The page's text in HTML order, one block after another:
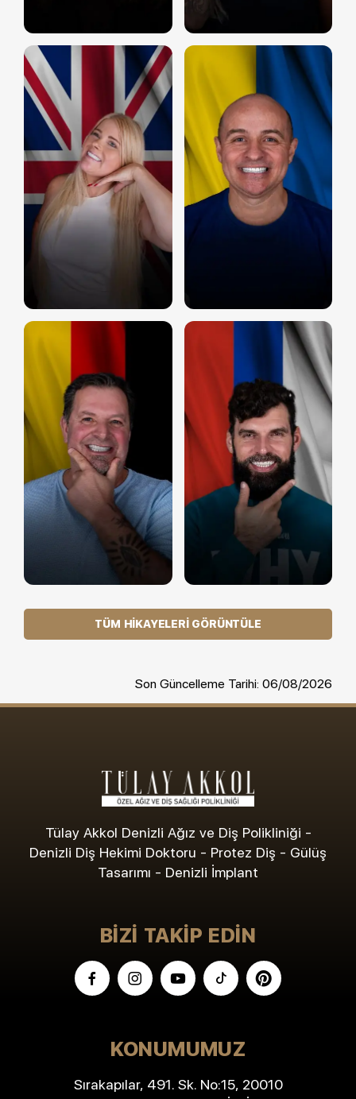
TÜM HIKAYELERI GÖRÜNTÜLE
Son Güncelleme Tarihi: 06/08/2026
Tülay Akkol Denizli Ağız ve Diş Polikliniği -
Denizli Diş Hekimi Doktoru - Protez Diş - Gülüş
Tasarımı - Denizli İmplant
BIZI TAKIP EDIN
KONUMUMUZ
Sırakapılar, 491. Sk. No:15, 20010